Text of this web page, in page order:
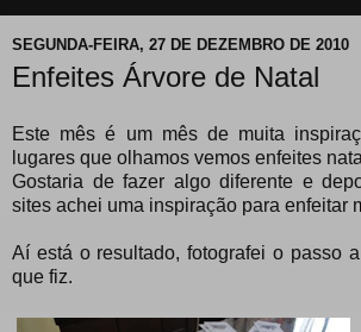
SEGUNDA-FEIRA, 27 DE DEZEMBRO DE 2010
Enfeites Árvore de Natal
Este mês é um mês de muita
lugares que olhamos vemos enfeites
Gostaria de fazer algo diferente e
sites achei uma inspiração para enfeitar
Aí está o resultado, fotografei o passo
que fiz.